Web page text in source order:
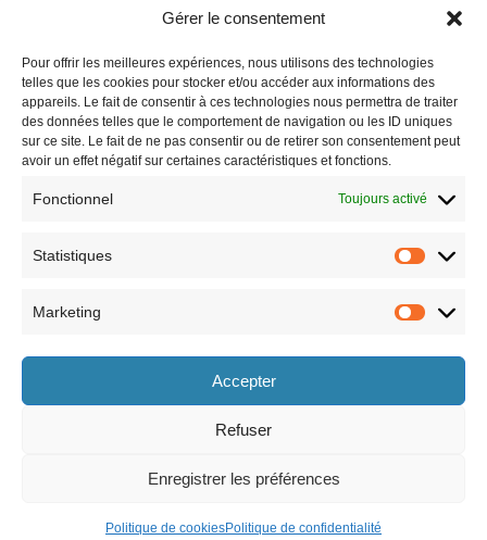
Gérer le consentement
Pour offrir les meilleures expériences, nous utilisons des technologies
telles que les cookies pour stocker et/ou accéder aux informations des
appareils. Le fait de consentir à ces technologies nous permettra de traiter
des données telles que le comportement de navigation ou les ID uniques
sur ce site. Le fait de ne pas consentir ou de retirer son consentement peut
avoir un effet négatif sur certaines caractéristiques et fonctions.
Fonctionnel Toujours activé
Statistiques
Marketing
Accepter
Refuser
Enregistrer les préférences
Politique de cookiesPolitique de confidentialité
Horaires
le lundi 8h30-12h et 13h30-17h30,
le jeudi 8h30-12h et 13h30-17h30,
le vendredi 8h30-12h et 13h30-17h,